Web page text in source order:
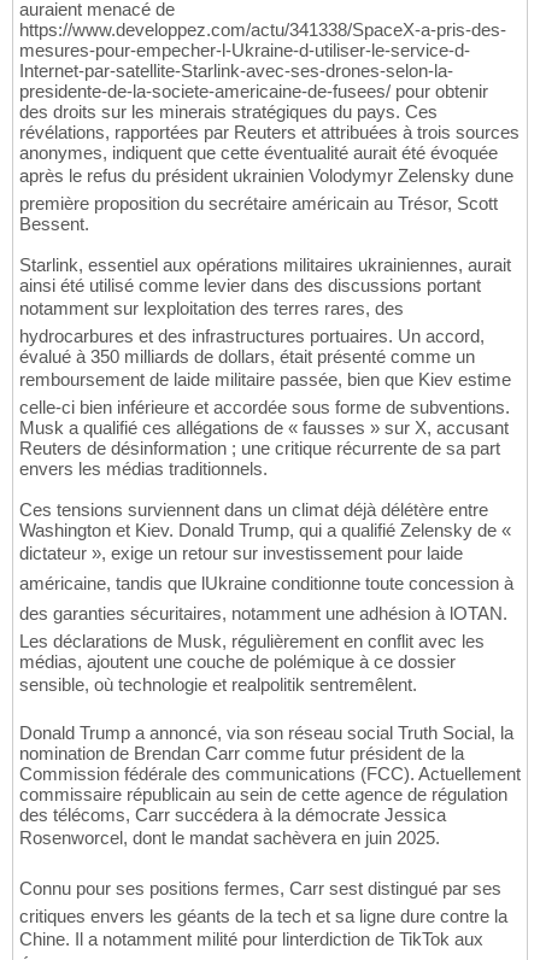
auraient menacé de
https://www.developpez.com/actu/341338/SpaceX-a-pris-des-
mesures-pour-empecher-l-Ukraine-d-utiliser-le-service-d-
Internet-par-satellite-Starlink-avec-ses-drones-selon-la-
presidente-de-la-societe-americaine-de-fusees/ pour obtenir
des droits sur les minerais stratégiques du pays. Ces
révélations, rapportées par Reuters et attribuées à trois sources
anonymes, indiquent que cette éventualité aurait été évoquée
après le refus du président ukrainien Volodymyr Zelensky dune
première proposition du secrétaire américain au Trésor, Scott
Bessent.
Starlink, essentiel aux opérations militaires ukrainiennes, aurait
ainsi été utilisé comme levier dans des discussions portant
notamment sur lexploitation des terres rares, des
hydrocarbures et des infrastructures portuaires. Un accord,
évalué à 350 milliards de dollars, était présenté comme un
remboursement de laide militaire passée, bien que Kiev estime
celle-ci bien inférieure et accordée sous forme de subventions.
Musk a qualifié ces allégations de « fausses » sur X, accusant
Reuters de désinformation ; une critique récurrente de sa part
envers les médias traditionnels.
Ces tensions surviennent dans un climat déjà délétère entre
Washington et Kiev. Donald Trump, qui a qualifié Zelensky de «
dictateur », exige un retour sur investissement pour laide
américaine, tandis que lUkraine conditionne toute concession à
des garanties sécuritaires, notamment une adhésion à lOTAN.
Les déclarations de Musk, régulièrement en conflit avec les
médias, ajoutent une couche de polémique à ce dossier
sensible, où technologie et realpolitik sentremêlent.
Donald Trump a annoncé, via son réseau social Truth Social, la
nomination de Brendan Carr comme futur président de la
Commission fédérale des communications (FCC). Actuellement
commissaire républicain au sein de cette agence de régulation
des télécoms, Carr succédera à la démocrate Jessica
Rosenworcel, dont le mandat sachèvera en juin 2025.
Connu pour ses positions fermes, Carr sest distingué par ses
critiques envers les géants de la tech et sa ligne dure contre la
Chine. Il a notamment milité pour linterdiction de TikTok aux